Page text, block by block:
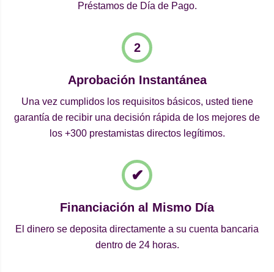
Préstamos de Día de Pago.
Aprobación Instantánea
Una vez cumplidos los requisitos básicos, usted tiene
garantía de recibir una decisión rápida de los mejores de
los +300 prestamistas directos legítimos.
Financiación al Mismo Día
El dinero se deposita directamente a su cuenta bancaria
dentro de 24 horas.